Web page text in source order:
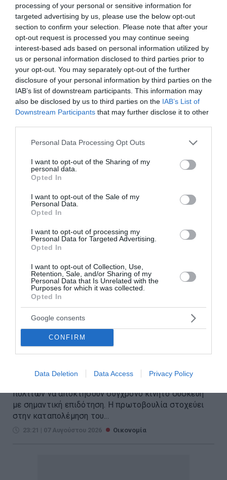
processing of your personal or sensitive information for
targeted advertising by us, please use the below opt-out
section to confirm your selection. Please note that after your
opt-out request is processed you may continue seeing
interest-based ads based on personal information utilized by
us or personal information disclosed to third parties prior to
your opt-out. You may separately opt-out of the further
disclosure of your personal information by third parties on the
IAB’s list of downstream participants. This information may
also be disclosed by us to third parties on the IAB’s List of
Downstream Participants that may further disclose it to other
Please note that this website/app uses one or more Google
not limited to your visit or usage behaviour. You may click to
grant or deny consent to Google and its third-party tags to
use your data for below specified purposes in below Google
consent section.
Personal Data Processing Opt Outs
I want to opt-out of the Sharing of my
personal data.
Opted In
I want to opt-out of the Sale of my
Personal Data.
Opted In
I want to opt-out of processing my
Personal Data for Targeted Advertising.
Opted In
I want to opt-out of Collection, Use,
Retention, Sale, and/or Sharing of my
Personal Data that Is Unrelated with the
Purposes for which it was collected.
Opted In
Google consents
CONFIRM
Data Deletion Data Access Privacy Policy
Αγρότες: Πληρώθηκαν οι
ενισχύσεις για τα λιπάσματα –
33,58 εκατ. ευρώ σε 67.746
αγρότες
Ολοκληρώθηκε η πρώτη καταβολή της έκτακτης
οικονομικής ενίσχυσης προς επαγγελματίες αγρότες
και επιχειρήσεις του πρωτογενούς τομέα για την
αγορά λιπασμάτων, στο πλαίσιο των κυβερνητικών
Voucher για smartphones: Το
ποσό, οι συσκευές, οι δικαιούχοι
και η διαδικασία
Ένα καινούργιο πρόγραμμα οικονομικής ενίσχυσης
πολιτών να αποκτήσουν σύγχρονο κινητό συσκευή
με σημαντική επιδότηση. Η πρωτοβουλία στοχεύει
στην καταπολέμηση του...
23:21 | 07 Αυγούστου 2026 Οικονομία